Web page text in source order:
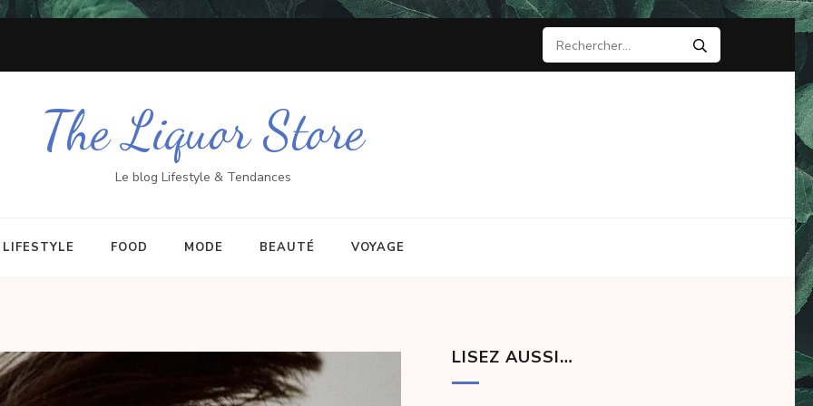
Rechercher :
The Liquor Store
Le blog Lifestyle & Tendances
LIFESTYLE FOOD MODE BEAUTÉ VOYAGE
LISEZ AUSSI…